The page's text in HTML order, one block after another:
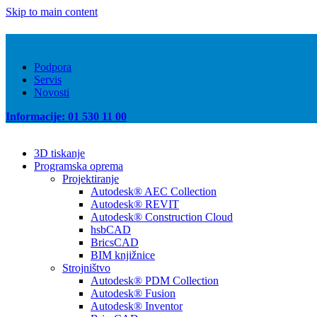
Skip to main content
Podpora
Servis
Novosti
Informacije: 01 530 11 00
3D tiskanje
Programska oprema
Projektiranje
Autodesk® AEC Collection
Autodesk® REVIT
Autodesk® Construction Cloud
hsbCAD
BricsCAD
BIM knjižnice
Strojništvo
Autodesk® PDM Collection
Autodesk® Fusion
Autodesk® Inventor